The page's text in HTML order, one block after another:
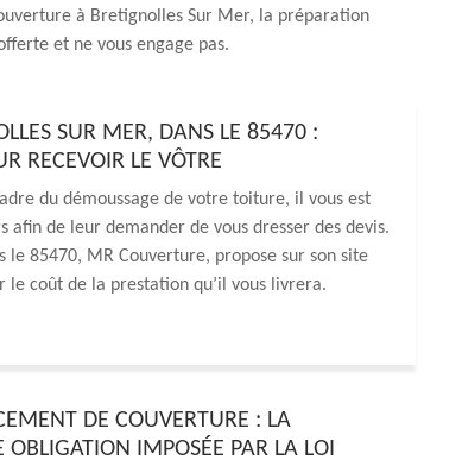
à Bretignolles Sur Mer, la préparation
et ne vous engage pas.
SUR MER, DANS LE 85470 :
RECEVOIR LE VÔTRE
du démoussage de votre toiture, il vous est
de leur demander de vous dresser des devis.
85470, MR Couverture, propose sur son site
coût de la prestation qu’il vous livrera.
DE COUVERTURE : LA
OBLIGATION IMPOSÉE PAR LA LOI